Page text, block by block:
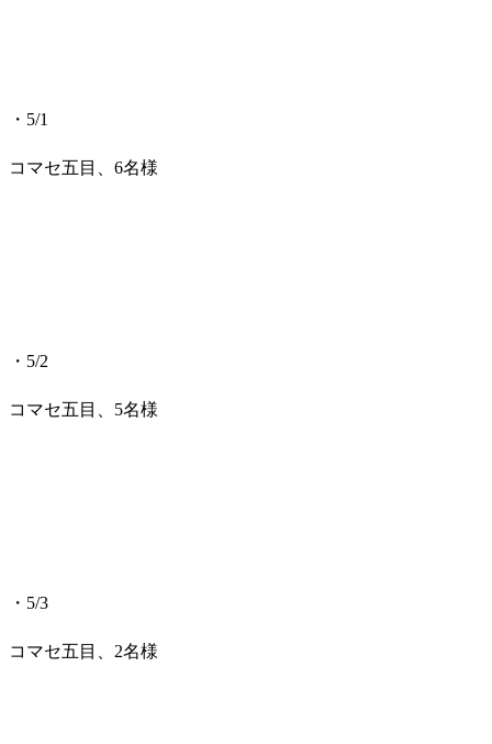
・5/1
コマセ五目、6名様
・5/2
コマセ五目、5名様
・5/3
コマセ五目、2名様